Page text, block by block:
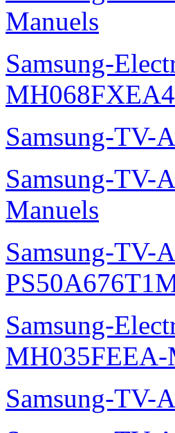
Manuels
Samsung-
Samsung-TV-
Samsung-TV-
Manuels
Samsung-TV-
Samsung-
MH035FEEA-
Samsung-TV-